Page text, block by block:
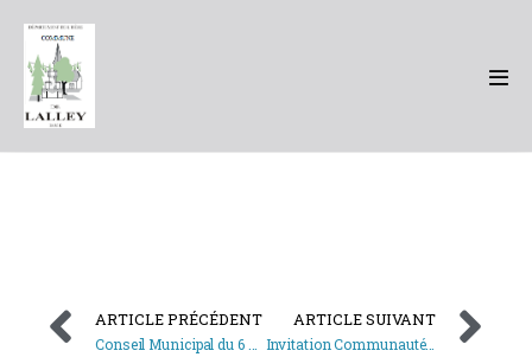
ARTICLE PRÉCÉDENT
ARTICLE SUIVANT
Invitation Communauté de Communes- propriétaires fonciers